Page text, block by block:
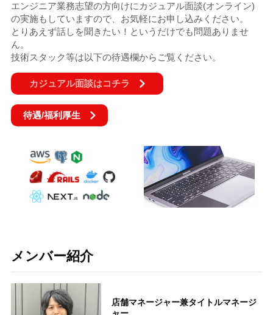
エンジニア業務志望の方向けにカジュアル面談(オンライン)
の実施もしていますので、お気軽にお申し込みください。
とりあえず話しを聞きたい！というだけでも問題ありませ
ん。
技術スタック等は以下の待遇欄からご覧ください。
カジュアル面談はコチラ
待遇/福利厚生
メンバー紹介
店舗マネージャー兼タイトルマネージ